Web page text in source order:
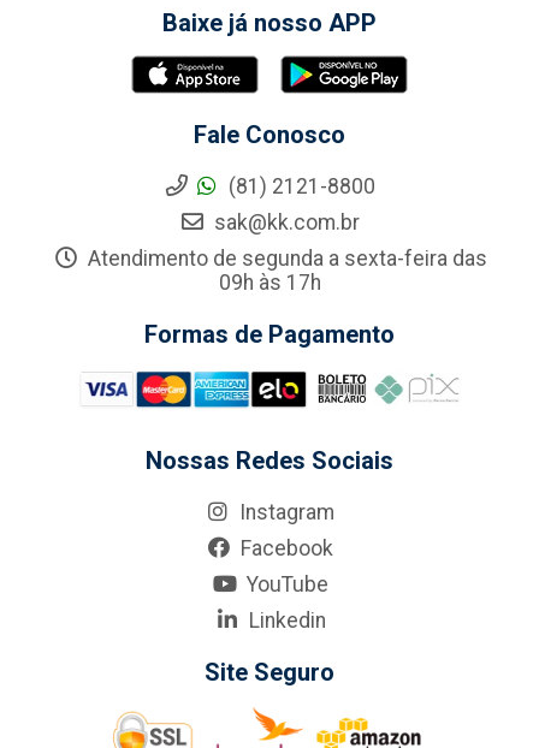
Baixe já nosso APP
Fale Conosco
(81) 2121-8800
sak@kk.com.br
Atendimento de segunda a sexta-feira das
09h às 17h
Formas de Pagamento
Nossas Redes Sociais
Instagram
Facebook
YouTube
Linkedin
Site Seguro